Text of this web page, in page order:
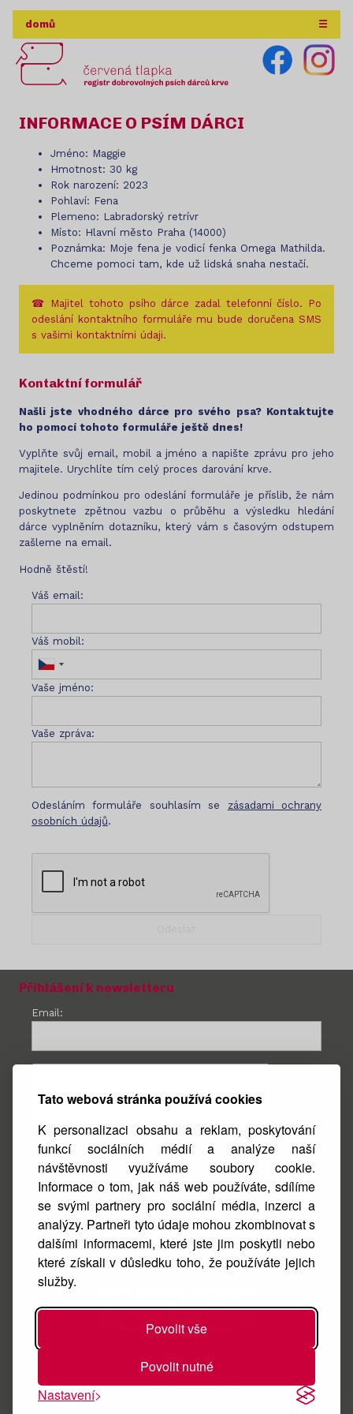
Tato webová stránka používá cookies
K personalizaci obsahu a reklam, poskytování
funkcí sociálních médií a analýze naší
návštěvnosti využíváme soubory cookie.
Informace o tom, jak náš web používáte, sdílíme
se svými partnery pro sociální média, inzerci a
analýzy. Partneři tyto údaje mohou zkombinovat s
dalšími informacemi, které jste jim poskytli nebo
které získali v důsledku toho, že používáte jejich
služby.
Povolit vše
Povolit nutné
Nastavení
domů ☰
INFORMACE O PSÍM DÁRCI
Jméno: Maggie
Hmotnost: 30 kg
Rok narození: 2023
Pohlaví: Fena
Plemeno: Labradorský retrívr
Místo: Hlavní město Praha (14000)
Poznámka: Moje fena je vodicí fenka Omega Mathilda.
Chceme pomoci tam, kde už lidská snaha nestačí.
☎ Majitel tohoto psího dárce zadal telefonní číslo. Po
odeslání kontaktního formuláře mu bude doručena SMS
s vašimi kontaktními údaji.
Kontaktní formulář
Našli jste vhodného dárce pro svého psa? Kontaktujte
ho pomocí tohoto formuláře ještě dnes!
Vyplňte svůj email, mobil a jméno a napište zprávu pro jeho
majitele. Urychlíte tím celý proces darování krve.
Jedinou podmínkou pro odeslání formuláře je příslib, že nám
poskytnete zpětnou vazbu o průběhu a výsledku hledání
dárce vyplněním dotazníku, který vám s časovým odstupem
zašleme na email.
Hodně štěstí!
Váš email:
Váš mobil:
Vaše jméno:
Vaše zpráva:
Odesláním formuláře souhlasím se zásadami ochrany
osobních údajů.
Přihlášení k newsletteru
Email:
Facebook
Instagram
O nás
Kontakt